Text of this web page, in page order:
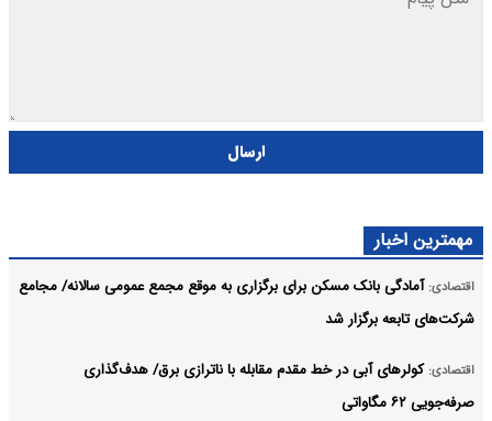
ارسال
مهمترین اخبار
اقتصادی: آمادگی بانک مسکن برای برگزاری به موقع مجمع عمومی سالانه/ مجامع
شرکت‌های تابعه برگزار شد
اقتصادی: کولرهای آبی در خط مقدم مقابله با ناترازی برق/ هدف‌گذاری
صرفه‌جویی ۶۲ مگاواتی